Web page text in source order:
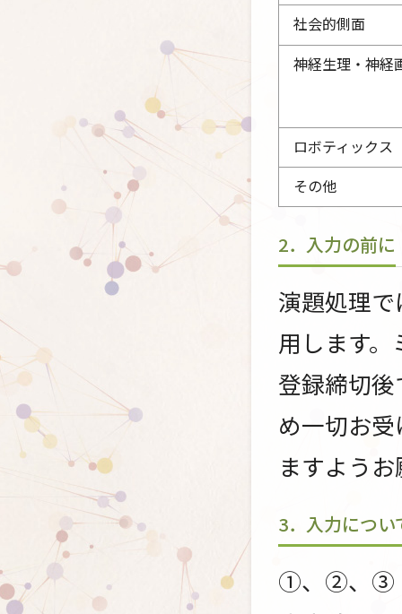
社会的側面
神経生理・神経
ロボティックス
その他
2．入力の前に
演題処理
用します
登録締切
め一切お
ますよう
3．入力につい
①、②、③